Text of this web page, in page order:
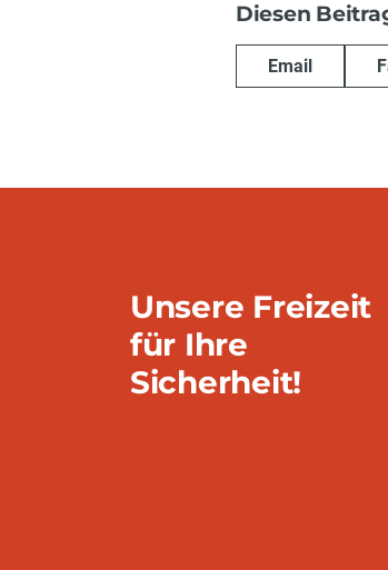
Diesen
Email
Unsere Freizeit
für Ihre
Sicherheit!